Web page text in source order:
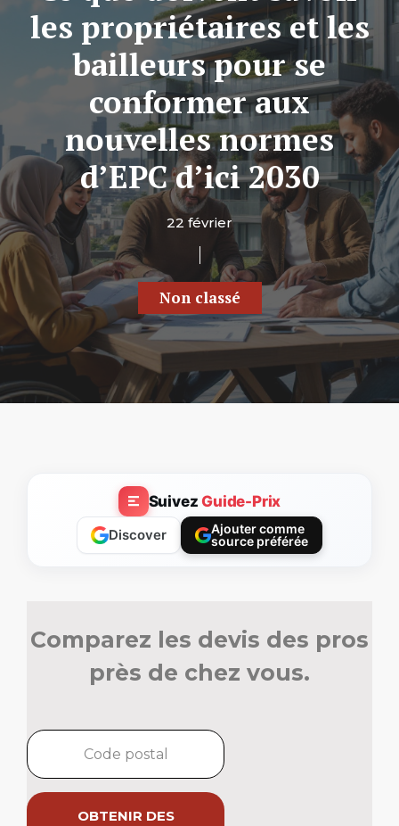
les propriétaires et les
bailleurs pour se
conformer aux
nouvelles normes
d’EPC d’ici 2030
22 février
Non classé
SuivezGuide-Prix
Discover
Ajouter comme
source préférée
Comparez les devis des pros
près de chez vous.
OBTENIR DES